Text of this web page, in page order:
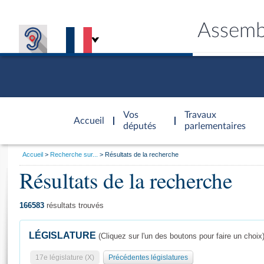
Accueil
d'accueil
Vos
députés
Travaux
parlementaires
Général
Vous
Accueil Recherche sur... Résultats de la recherche
Résultats de la recherche
166583 résultats trouvés
LÉGISLATURE (Cliquez sur l'un des boutons pour faire un choix)
17e législature (X) Précédentes législatures